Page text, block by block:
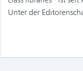
Unter der